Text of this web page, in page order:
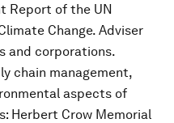
Report of the UN
Change. Adviser
and corporations.
chain management,
aspects of
Herbert Crow Memorial